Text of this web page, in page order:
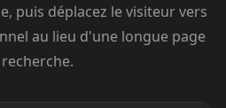
Host 07 Pet Host 08
puis déplacez le visiteur vers
au lieu d'une longue page